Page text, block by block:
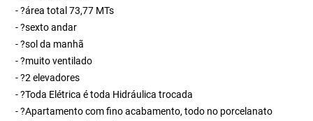
- ?área total 73,77 MTs
- ?sexto andar
- ?sol da manhã
- ?muito ventilado
- ?2 elevadores
- ?Toda Elétrica é toda Hidráulica trocada
- ?Apartamento com fino acabamento, todo no porcelanato